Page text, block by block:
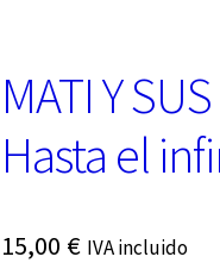
MATI Y
Hasta el
15,00 € IVA incluido